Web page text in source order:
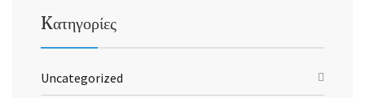
Kατηγορίες
Uncategorized